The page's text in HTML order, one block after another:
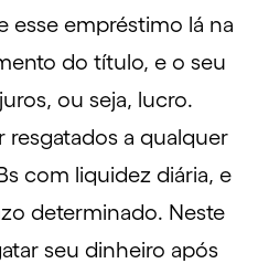
esse empréstimo lá na
do título, e o seu
ou seja, lucro.
resgatados a qualquer
com liquidez diária, e
determinado. Neste
seu dinheiro após